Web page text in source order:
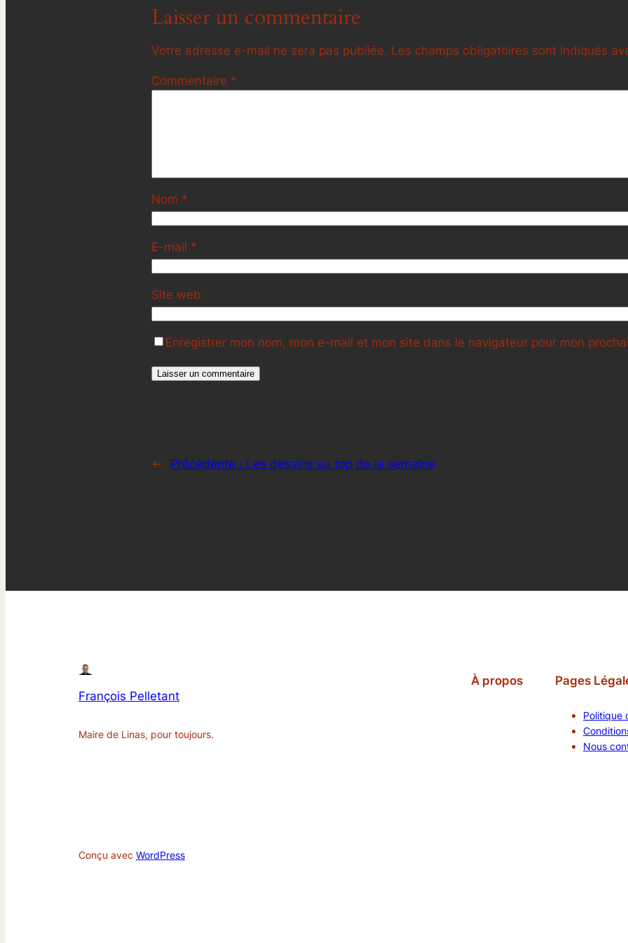
Laisser un commentaire
Votre adresse e-mail ne sera pas publiée. Les champs obligatoires sont indiqués
Commentaire *
Nom *
E-mail *
Site web
Enregistrer mon nom, mon e-mail et mon site dans le navigateur pour mon
← Précédente : Les dessins au top de la semaine
François Pelletant
Maire de Linas, pour toujours.
À propos Pages
Politique
Nous
Conçu avec WordPress